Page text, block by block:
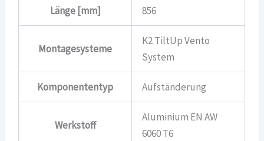
Länge [mm] 856
Montagesysteme
K2 TiltUp Vento
System
Komponententyp Aufständerung
Werkstoff
Aluminium EN AW
6060 T6